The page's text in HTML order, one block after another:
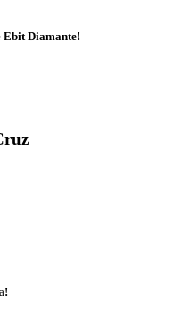
Ebit Diamante!
!